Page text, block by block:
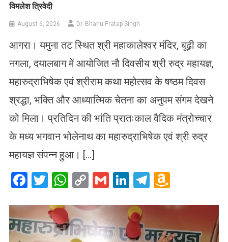
विमलेश त्रिवेदी
August 6, 2026 Dr. Bhanu Pratap Singh
आगरा। यमुना तट स्थित श्री महाकालेश्वर मंदिर, बूढ़ी का
नगला, दयालबाग में आयोजित नौ दिवसीय श्री रुद्र महायज्ञ,
महारुद्राभिषेक एवं श्रीराम कथा महोत्सव के षष्ठम दिवस
श्रद्धा, भक्ति और आध्यात्मिक चेतना का अनुपम संगम देखने
को मिला। प्रतिदिन की भांति प्रातःकाल वैदिक मंत्रोच्चार
के मध्य भगवान भोलेनाथ का महारुद्राभिषेक एवं श्री रुद्र
महायज्ञ संपन्न हुआ। […]
Facebook
Twitter
WhatsApp
CopyGmailLinkedIn
Telegram
List